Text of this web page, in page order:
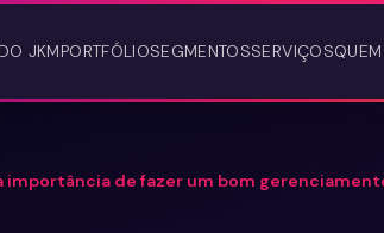
JKMPORTFÓLIOSEGMENTOSSERVIÇOS
importância de fazer um bom